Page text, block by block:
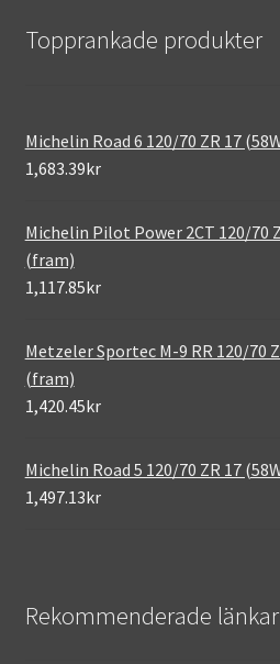
Topprankade produkter
Michelin Road 6 120/70 ZR 17
1,683.39kr
Michelin Pilot Power 2CT 120/70
(fram)
1,117.85kr
Metzeler Sportec M-9 RR 120/70
(fram)
1,420.45kr
Michelin Road 5 120/70 ZR 17
1,497.13kr
Rekommenderade länkar